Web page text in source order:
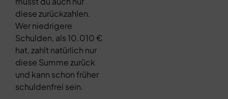
diese zurückzahlen.
Wer niedrigere
Schulden, als 10.010 €
hat, zahlt natürlich nur
diese Summe zurück
und kann schon früher
schuldenfrei sein.